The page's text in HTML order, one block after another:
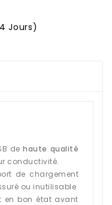
Jours)
dehaute qualité
conductivité.
de chargement
ou inutilisable
en bon état avant